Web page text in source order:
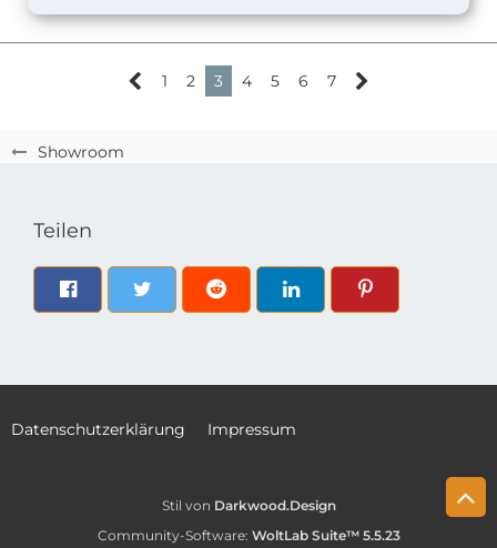
Showroom
1 2 3 4 5 6 7
Teilen
Datenschutzerklärung Impressum
Stil von Darkwood.Design
Community-Software: WoltLab Suite™ 5.5.23